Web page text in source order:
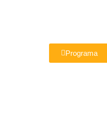
Programa